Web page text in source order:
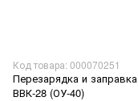
Код товара: 000070251
Перезарядка и заправка
ВВК-28 (ОУ-40)